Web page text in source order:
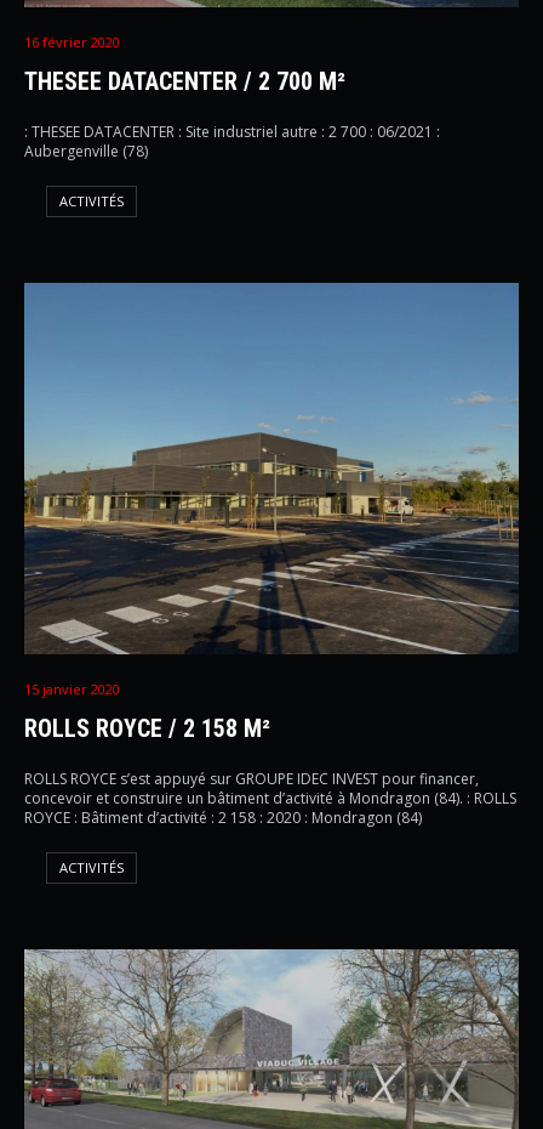
16 février 2020
THESEE DATACENTER / 2 700 M²
: THESEE DATACENTER : Site industriel autre : 2 700 : 06/2021 :
Aubergenville (78)
ACTIVITÉS
15 janvier 2020
ROLLS ROYCE / 2 158 M²
ROLLS ROYCE s’est appuyé sur GROUPE IDEC INVEST pour financer,
concevoir et construire un bâtiment d’activité à Mondragon (84). : ROLLS
ROYCE : Bâtiment d’activité : 2 158 : 2020 : Mondragon (84)
ACTIVITÉS